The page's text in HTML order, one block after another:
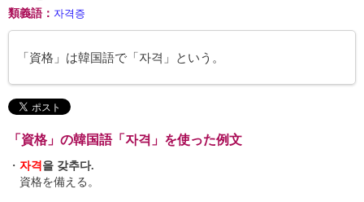
類義語 ： 자격증
「資格」は韓国語で「자격」という。
「資格」の韓国語「자격」を使った例文
・ 자격 을 갖추다.
資格を備える。